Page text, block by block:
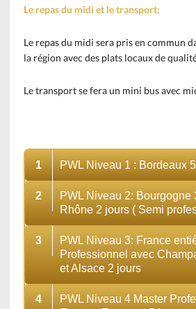
Le repas du midi et le transport:
Le repas du midi sera pris en commun
la région avec des plats locaux de
Le transport se fera un mini bus avec
1 PWL Niveau 1 : Bordeaux
2
PWL Niveau 2: Bourgogne
Rhône 2 jours ( Semi
3
PWL Niveau 3: France
Professionnel avec
et Alsace 2 jours
4
PWL Niveau 4 Master